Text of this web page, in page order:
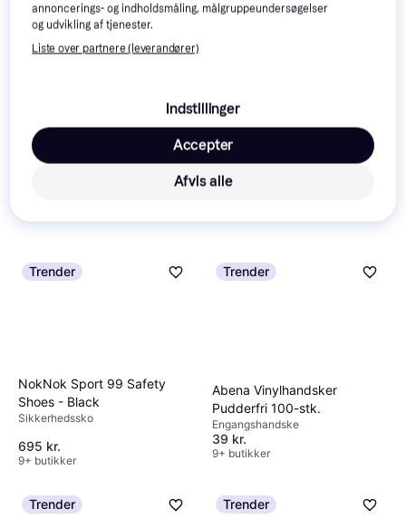
Trender
NokNok Sport 99 Safety
Shoes - Black
Sikkerhedssko
695 kr.
9+ butikker
Trender
Abena Vinylhandsker
Pudderfri 100-stk.
Engangshandske
39 kr.
9+ butikker
Trender Trender
annoncerings- og indholdsmåling, målgruppeundersøgelser
og udvikling af tjenester.
Liste over partnere (leverandører)
Indstillinger
Afvis alle
Accepter